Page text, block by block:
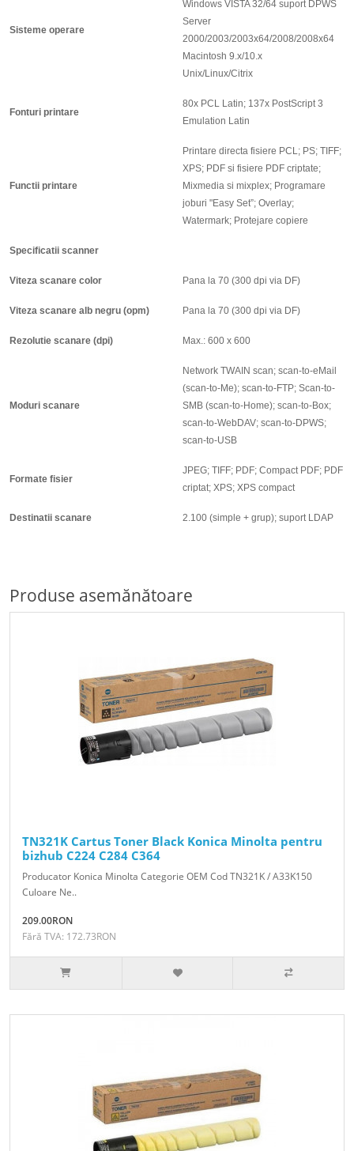
Sisteme operare
Windows VISTA 32/64 suport DPWS
Server
2000/2003/2003x64/2008/2008x64
Macintosh 9.x/10.x
Unix/Linux/Citrix
Fonturi printare
80x PCL Latin; 137x PostScript 3
Emulation Latin
Functii printare
Printare directa fisiere PCL; PS; TIFF;
XPS; PDF si fisiere PDF criptate;
Mixmedia si mixplex; Programare
joburi "Easy Set”; Overlay;
Watermark; Protejare copiere
Specificatii scanner
Viteza scanare color Pana la 70 (300 dpi via DF)
Viteza scanare alb negru (opm) Pana la 70 (300 dpi via DF)
Rezolutie scanare (dpi) Max.: 600 x 600
Moduri scanare
Network TWAIN scan; scan-to-eMail
(scan-to-Me); scan-to-FTP; Scan-to-
SMB (scan-to-Home); scan-to-Box;
scan-to-WebDAV; scan-to-DPWS;
scan-to-USB
Formate fisier
JPEG; TIFF; PDF; Compact PDF; PDF
criptat; XPS; XPS compact
Destinatii scanare 2.100 (simple + grup); suport LDAP
Produse asemănătoare
TN321K Cartus Toner Black Konica Minolta pentru
bizhub C224 C284 C364
Producator Konica Minolta Categorie OEM Cod TN321K / A33K150
Culoare Ne..
209.00RON
Fără TVA: 172.73RON